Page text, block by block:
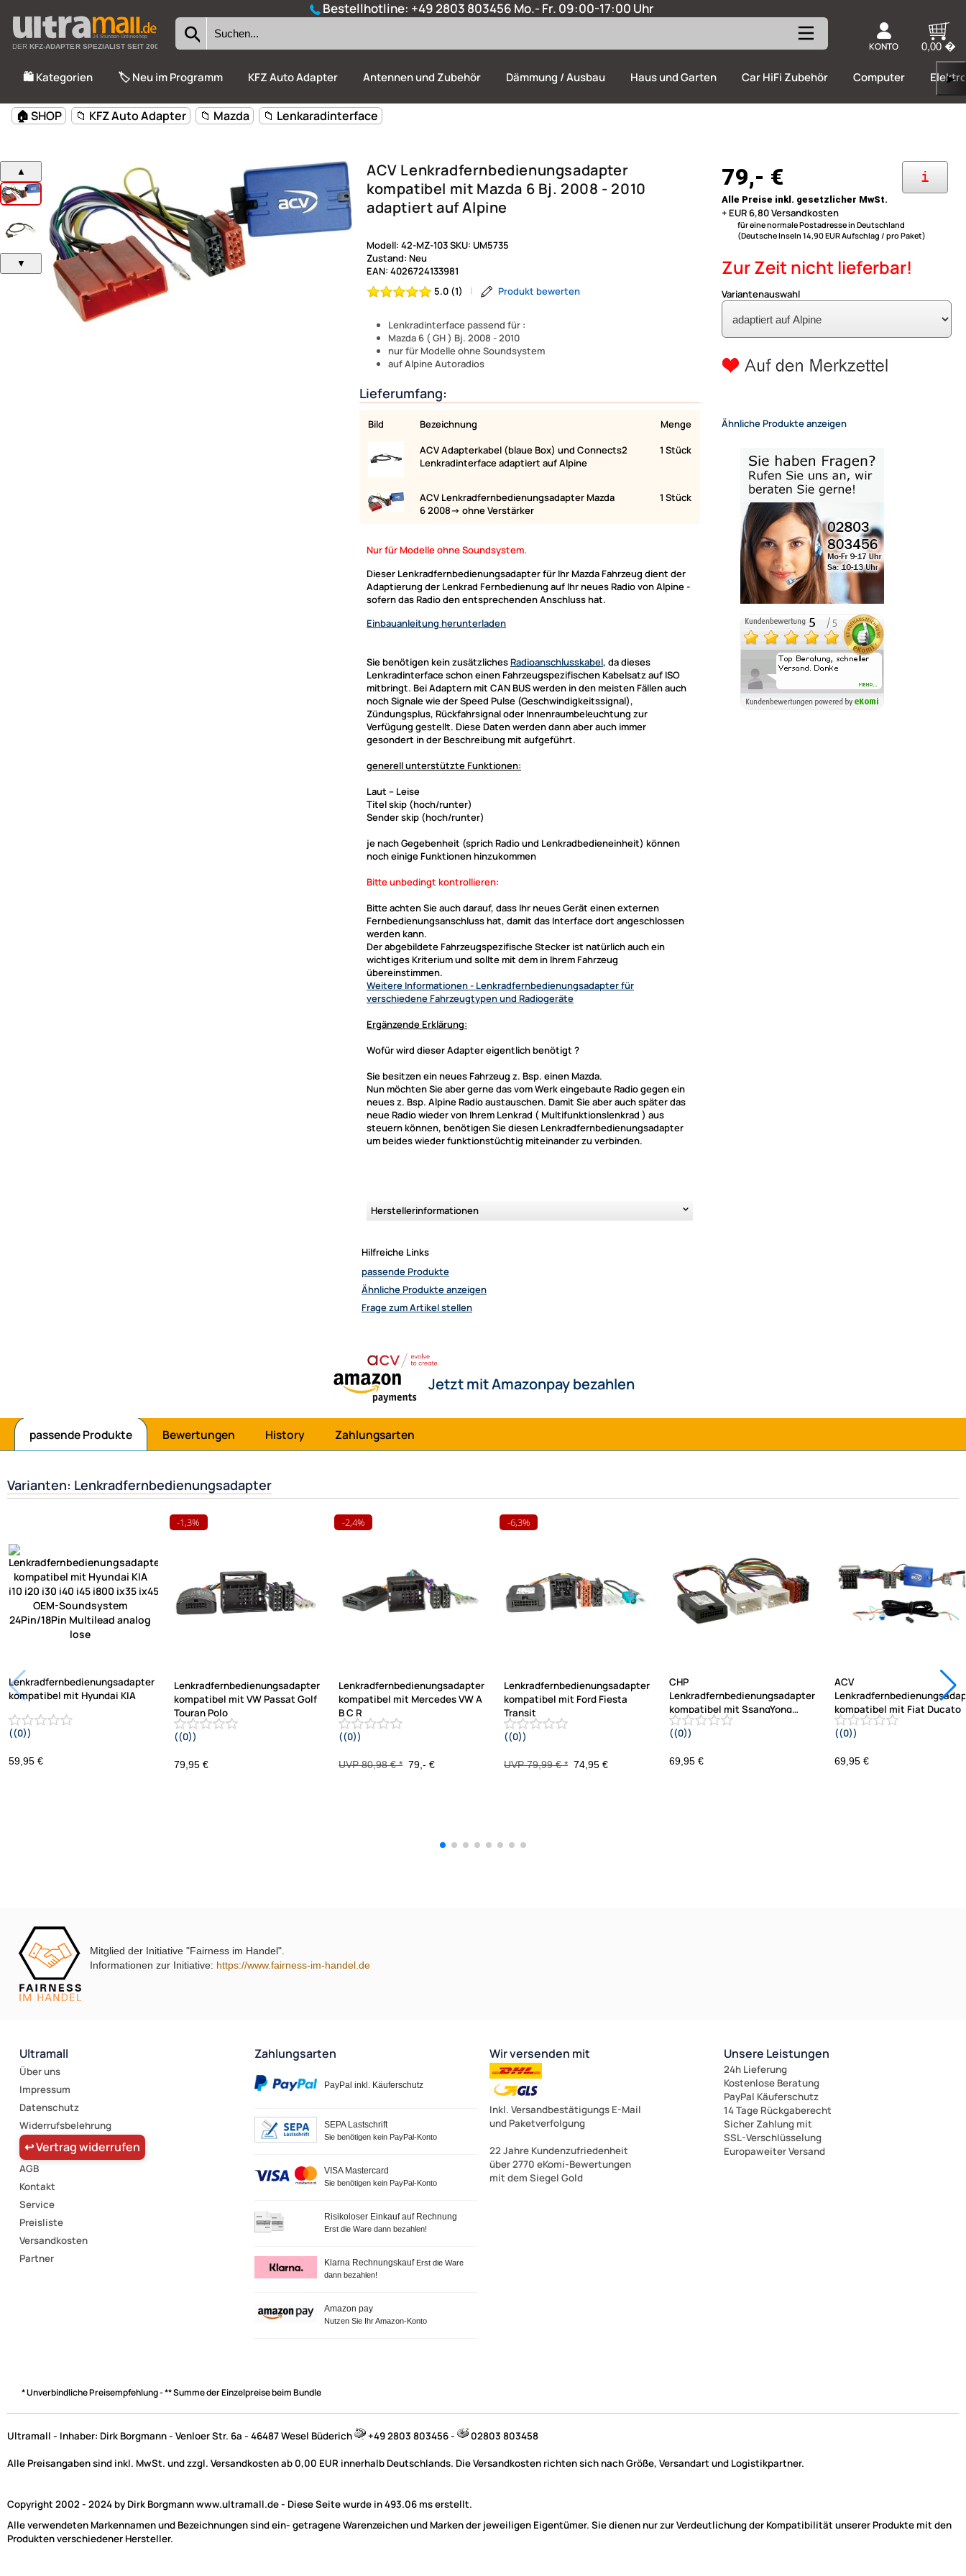
Bestellhotline: +49 2803 803456 Mo.- Fr. 09:00-17:00 Uhr
24 Stunden Onlineshop
DERKFZ-ADAPTER SPEZIALIST SEIT 2002 KONTO 0,00 �
🛍️ Kategorien 🏷️ Neu im Programm KFZ Auto Adapter Antennen und Zubehör Dämmung / Ausbau Haus und Garten Car HiFi Zubehör Computer ▶
🏠 SHOP 📁 KFZ Auto Adapter 📁 Mazda 📁 Lenkaradinterface
▲
▼
ACV Lenkradfernbedienungsadapter
kompatibel mit Mazda 6 Bj. 2008 - 2010
adaptiert auf Alpine
Lenkradinterface passend für :
Mazda 6 ( GH ) Bj. 2008 - 2010
nur für Modelle ohne Soundsystem
auf Alpine Autoradios
Modell: 42-MZ-103SKU: UM5735
Zustand: Neu
EAN: 4026724133981
5.0 (1)
| Produkt bewerten
Lieferumfang:
Bild Bezeichnung
Menge
ACV Adapterkabel (blaue Box) und Connects2
Lenkradinterface adaptiert auf Alpine
1 Stück
ACV Lenkradfernbedienungsadapter Mazda
6 2008-> ohne Verstärker
1 Stück
Nur für Modelle ohne Soundsystem.
Dieser Lenkradfernbedienungsadapter für Ihr Mazda Fahrzeug dient der
Adaptierung der Lenkrad Fernbedienung auf Ihr neues Radio von Alpine -
sofern das Radio den entsprechenden Anschluss hat.
Einbauanleitung herunterladen
Sie benötigen kein zusätzlichesRadioanschlusskabel, da dieses
Lenkradinterfaceschon einen Fahrzeugspezifischen Kabelsatz auf ISO
mitbringt. Bei Adaptern mit CAN BUS werden in den meisten Fällen auch
noch Signale wie der Speed Pulse (Geschwindigkeitssignal),
Zündungsplus, Rückfahrsignal oder Innenraumbeleuchtung zur
Verfügung gestellt. Diese Daten werden dann aber auch immer
gesondert in der Beschreibung mit aufgeführt.
generell unterstützte Funktionen:
Laut -- Leise
Titel skip (hoch/runter)
Sender skip (hoch/runter)
je nach Gegebenheit (sprich Radio und Lenkradbedieneinheit) können
noch einige Funktionen hinzukommen
Bitte unbedingt kontrollieren:
Bitte achten Sie auch darauf, dass Ihr neues Gerät einen externen
Fernbedienungsanschluss hat, damit das Interface dort angeschlossen
werden kann.
Der abgebildete Fahrzeugspezifische Stecker ist natürlich auch ein
wichtiges Kriterium und sollte mit dem in Ihrem Fahrzeug
übereinstimmen.
Weitere Informationen- Lenkradfernbedienungsadapter für
verschiedene Fahrzeugtypen und Radiogeräte
Ergänzende Erklärung:
Wofür wird dieser Adapter eigentlich benötigt ?
Sie besitzen ein neues Fahrzeug z. Bsp. einen Mazda.
Nun möchten Sie aber gerne das vom Werk eingebaute Radio gegen ein
neues z. Bsp. Alpine Radio austauschen. Damit Sie aber auch später das
neue Radio wieder von Ihrem Lenkrad ( Multifunktionslenkrad ) aus
steuern können, benötigen Sie diesen Lenkradfernbedienungsadapter
um beides wieder funktionstüchtig miteinander zu verbinden.
Herstellerinformationen
Hilfreiche Links
passende Produkte
Ähnliche Produkte anzeigen
Frage zum Artikel stellen
i
79,- €
Alle Preise inkl. gesetzlicher MwSt.
+ EUR 6,80 Versandkosten
für eine normale Postadresse in Deutschland
(Deutsche Inseln 14,90 EUR Aufschlag / pro Paket)
Zur Zeit nicht lieferbar!
Variantenauswahl
Ähnliche Produkte anzeigen
passende Produkte Bewertungen History Zahlungsarten
Varianten: Lenkradfernbedienungsadapter
Lenkradfernbedienungsadapter
kompatibel mit Hyundai KIA
i10 i20 i30 i40 i45 i800 ix35 ix45 ohne
OEM-Soundsystem 24Pin/18Pin
((0))
59,95 €
-1,3%
Lenkradfernbedienungsadapter
kompatibel mit VW Passat Golf
Touran Polo
UP Tiguan Quadlock
((0))
79,95 €
-2,4%
Lenkradfernbedienungsadapter
kompatibel mit Mercedes VW A
B C R
Sprinter Viano Vito ML CLK SLK
Crafter CAN mit Audio 20
((0))
UVP 80,98 € *79,- €
-6,3%
Lenkradfernbedienungsadapter
kompatibel mit Ford Fiesta
Transit
Ecosport mit 1 DIN OEM Radio T15114A
/ SYNC3
((0))
UVP 79,99 € *74,95 €
CHP
Lenkradfernbedienungsadapter
kompatibel mit SsangYong
Korando ab
2016
((0))
69,95 €
ACV
kompatibel mit Fiat Ducato
2021-2023 Fahrzeuge ohne
Werksradio ISO / Mini ISO Telefon
((0))
69,95 €
Mitglied der Initiative "Fairness im Handel".
Informationen zur Initiative: https://www.fairness-im-handel.de
Ultramall
Über uns
Impressum
Datenschutz
Widerrufsbelehrung
↩ Vertrag widerrufen
AGB
Kontakt
Service
Preisliste
Versandkosten
Partner
Zahlungsarten
PayPal inkl. Käuferschutz
SEPA Lastschrift
Sie benötigen kein PayPal-Konto
VISA Mastercard
Sie benötigen kein PayPal-Konto
Risikoloser Einkauf auf Rechnung
Erst die Ware dann bezahlen!
Klarna Rechnungskauf Erst die Ware
dann bezahlen!
Amazon pay
Nutzen Sie Ihr Amazon-Konto
Wir versenden mit
Inkl. Versandbestätigungs E-Mail
und Paketverfolgung
22 Jahre Kundenzufriedenheit
über 2770 eKomi-Bewertungen
mit dem Siegel Gold
Unsere Leistungen
24h Lieferung
Kostenlose Beratung
PayPal Käuferschutz
14 Tage Rückgaberecht
Sicher Zahlung mit
SSL-Verschlüsselung
Europaweiter Versand
* Unverbindliche Preisempfehlung - ** Summe der Einzelpreise beim Bundle
Ultramall - Inhaber: Dirk Borgmann - Venloer Str. 6a - 46487 Wesel Büderich +49 2803 803456 - 02803 803458
Alle Preisangaben sind inkl. MwSt. und zzgl. Versandkosten ab 0,00 EUR innerhalb Deutschlands. Die Versandkosten richten sich nach Größe, Versandart und Logistikpartner.
Copyright 2002 - 2024 by Dirk Borgmann www.ultramall.de - Diese Seite wurde in 493.06 ms erstellt.
Alle verwendeten Markennamen und Bezeichnungen sind ein- getragene Warenzeichen und Marken der jeweiligen Eigentümer. Sie dienen nur zur Verdeutlichung der Kompatibilität unserer Produkte mit den
Produkten verschiedener Hersteller.